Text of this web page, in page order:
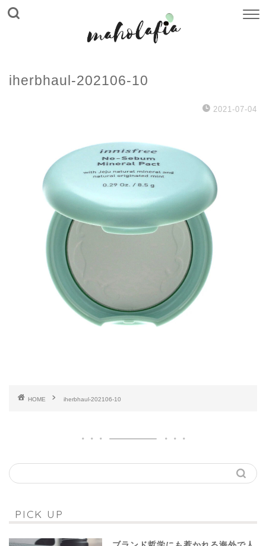
iherbhaul-202106-10
2021-07-04
HOME iherbhaul-202106-10
PICK UP